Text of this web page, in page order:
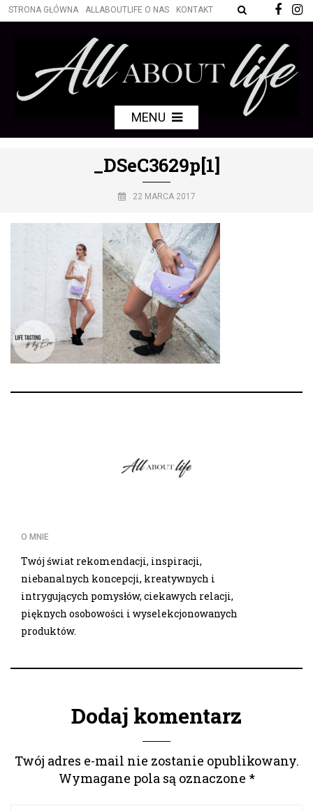
STRONA GŁÓWNA ALLABOUTLIFE O NAS KONTAKT
MENU
_DSeC3629p[1]
22 MARCA 2017
O MNIE
Twój świat rekomendacji, inspiracji,
niebanalnych koncepcji, kreatywnych i
intrygujących pomysłów, ciekawych relacji,
pięknych osobowości i wyselekcjonowanych
produktów.
Dodaj komentarz
Twój adres e-mail nie zostanie opublikowany.
Wymagane pola są oznaczone *